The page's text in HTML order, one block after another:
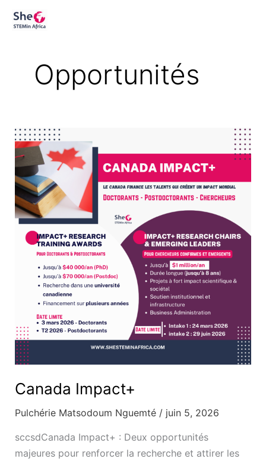
Opportunités
Canada Impact+
Pulchérie Matsodoum Nguemté / juin 5, 2026
sccsdCanada Impact+ : Deux opportunités
majeures pour renforcer la recherche et attirer les
Canada
Impact+